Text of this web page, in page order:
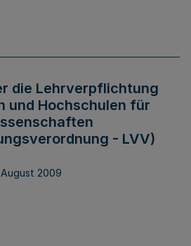
die Lehrverpflichtung
und Hochschulen für
- LVV)
August 2009